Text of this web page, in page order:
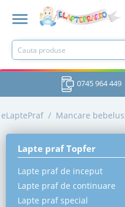
0745 964 449
eLaptePraf / Mancare
Lapte praf Topfer
Lapte praf de inceput
Lapte praf de continuare
Lapte praf special